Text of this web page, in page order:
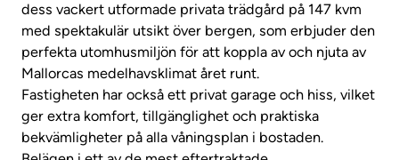
dess vackert utformade privata trädgård på 147 kvm
med spektakulär utsikt över bergen, som erbjuder den
perfekta utomhusmiljön för att koppla av och njuta av
Mallorcas medelhavsklimat året runt.
Fastigheten har också ett privat garage och hiss, vilket
ger extra komfort, tillgänglighet och praktiska
bekvämligheter på alla våningsplan i bostaden.